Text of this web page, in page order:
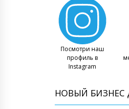
Посмотри наш
профиль в
Instagram
НОВЫЙ БИЗНЕС